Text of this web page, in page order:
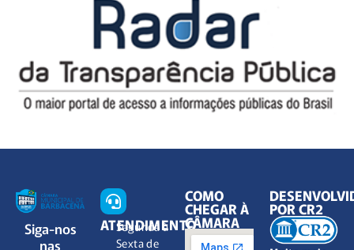
Siga-nos
nas
ATENDIMENTO
Segunda à
Sexta de
COMO
CHEGAR À
CÂMARA
POR CR2